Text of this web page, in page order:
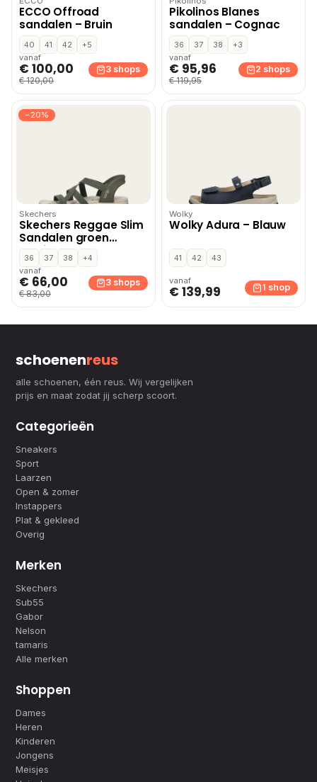
ECCO Offroad
sandalen – Bruin
40 41 42
+5
vanaf
€ 100,00
€ 120,00
3 shops
Pikolinos Blanes
sandalen – Cognac
36 37 38
+3
vanaf
€ 95,96
€ 119,95
2 shops
−20%
Skechers
Skechers Reggae Slim
Sandalen groen
Textiel
36 37 38
+4
vanaf
€ 66,00
€ 83,00
3 shops
Wolky
Wolky Adura – Blauw
41 42 43
vanaf
€ 139,99 1 shop
schoenenreus
alle schoenen, één reus. Wij vergelijken
prijs en maat zodat jij scherp scoort.
Categorieën
Sneakers
Sport
Laarzen
Open & zomer
Instappers
Plat & gekleed
Overig
Merken
Skechers
Sub55
Gabor
Nelson
tamaris
Alle merken
Shoppen
Dames
Heren
Kinderen
Jongens
Meisjes